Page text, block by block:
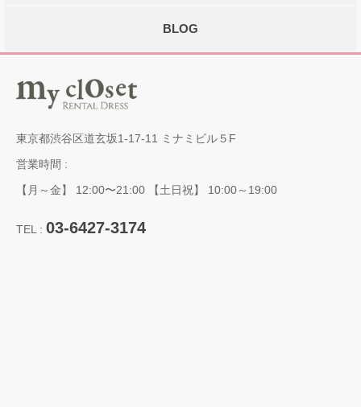
BLOG
東京都渋谷区道玄坂1-17-11 ミナミビル５F
営業時間 :
【月～金】 12:00〜21:00 【土日祝】 10:00～19:00
TEL : 03-6427-3174